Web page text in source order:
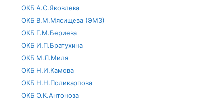
ОКБ А.С.Яковлева
ОКБ В.М.Мясищева (ЭМЗ)
ОКБ Г.М.Бериева
ОКБ И.П.Братухина
ОКБ М.Л.Миля
ОКБ Н.И.Камова
ОКБ Н.Н.Поликарпова
ОКБ О.К.Антонова